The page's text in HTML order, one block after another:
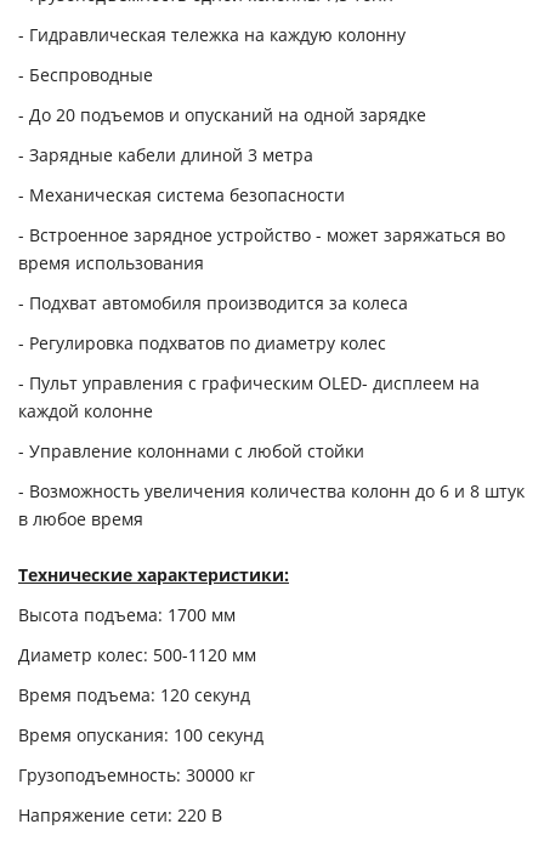
- Гидравлическая тележка на каждую колонну
- Беспроводные
- До 20 подъемов и опусканий на одной зарядке
- Зарядные кабели длиной 3 метра
- Механическая система безопасности
- Встроенное зарядное устройство - может заряжаться во
время использования
- Подхват автомобиля производится за колеса
- Регулировка подхватов по диаметру колес
- Пульт управления с графическим OLED- дисплеем на
каждой колонне
- Управление колоннами с любой стойки
- Возможность увеличения количества колонн до 6 и 8 штук
в любое время
Технические характеристики:
Высота подъема: 1700 мм
Диаметр колес: 500-1120 мм
Время подъема: 120 секунд
Время опускания: 100 секунд
Грузоподъемность: 30000 кг
Напряжение сети: 220 В